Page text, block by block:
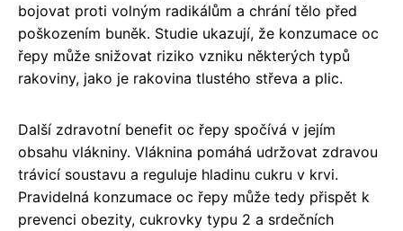
bojovat proti volným radikálům a chrání tělo před
poškozením buněk. Studie ukazují, že konzumace oc
řepy může snižovat riziko vzniku některých typů
rakoviny, jako je rakovina tlustého střeva a plic.
Další zdravotní benefit oc řepy spočívá v jejím
obsahu vlákniny. Vláknina pomáhá udržovat zdravou
trávicí soustavu a reguluje hladinu cukru v krvi.
Pravidelná konzumace oc řepy může tedy přispět k
prevenci obezity, cukrovky typu 2 a srdečních